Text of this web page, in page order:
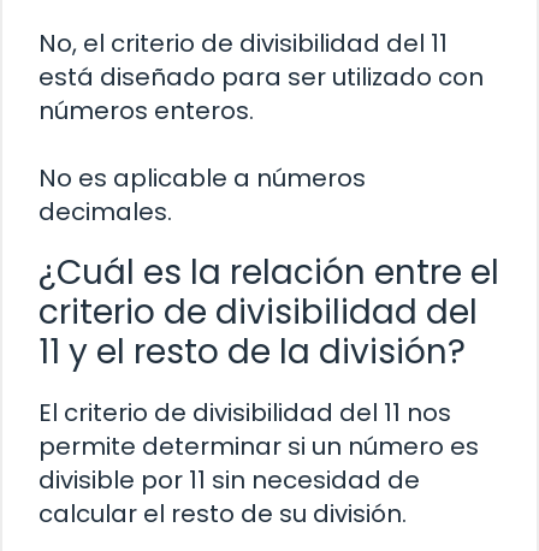
No, el criterio de divisibilidad del 11
está diseñado para ser utilizado con
números enteros.
No es aplicable a números
decimales.
¿Cuál es la relación entre el
criterio de divisibilidad del
11 y el resto de la división?
El criterio de divisibilidad del 11 nos
permite determinar si un número es
divisible por 11 sin necesidad de
calcular el resto de su división.